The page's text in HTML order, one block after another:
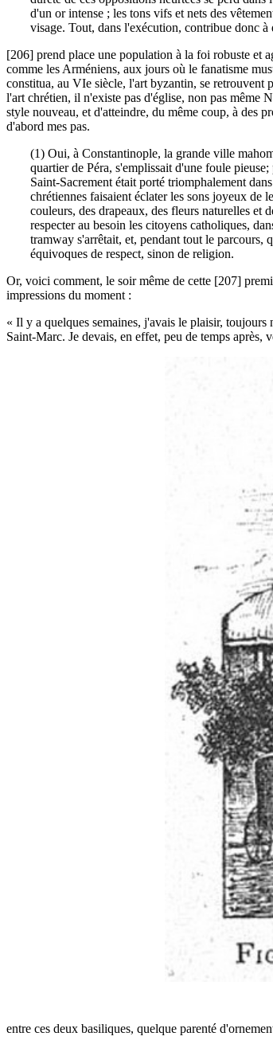
d'un or intense ; les tons vifs et nets des
visage. Tout, dans l'exécution, contribue donc
[206] prend place une population à la foi robuste et
comme les Arméniens, aux jours où le fanatisme
constitua, au VIe siècle, l'art byzantin, se retrouvent
l'art chrétien, il n'existe pas d'église, non pas même
style nouveau, et d'atteindre, du même coup, à des
d'abord mes pas.
(1) Oui, à Constantinople, la grande ville
quartier de Péra, s'emplissait d'une foule
Saint-Sacrement était porté triomphalement
chrétiennes faisaient éclater les sons joyeux de
couleurs, des drapeaux, des fleurs naturelles et
respecter au besoin les citoyens catholiques,
tramway s'arrêtait, et, pendant tout le parcours,
équivoques de respect, sinon de religion.
Or, voici comment, le soir même de cette [207]
impressions du moment :
« Il y a quelques semaines, j'avais le plaisir,
Saint-Marc. Je devais, en effet, peu de temps
entre ces deux basiliques, quelque parenté